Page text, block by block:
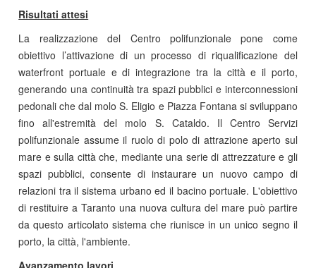
Risultati attesi
La realizzazione del Centro polifunzionale pone come
obiettivo l’attivazione di un processo di riqualificazione del
waterfront portuale e di integrazione tra la città e il porto,
generando una continuità tra spazi pubblici e interconnessioni
pedonali che dal molo S. Eligio e Piazza Fontana si sviluppano
fino all'estremità del molo S. Cataldo. Il Centro Servizi
polifunzionale assume il ruolo di polo di attrazione aperto sul
mare e sulla città che, mediante una serie di attrezzature e gli
spazi pubblici, consente di instaurare un nuovo campo di
relazioni tra il sistema urbano ed il bacino portuale. L'obiettivo
di restituire a Taranto una nuova cultura del mare può partire
da questo articolato sistema che riunisce in un unico segno il
porto, la città, l'ambiente.